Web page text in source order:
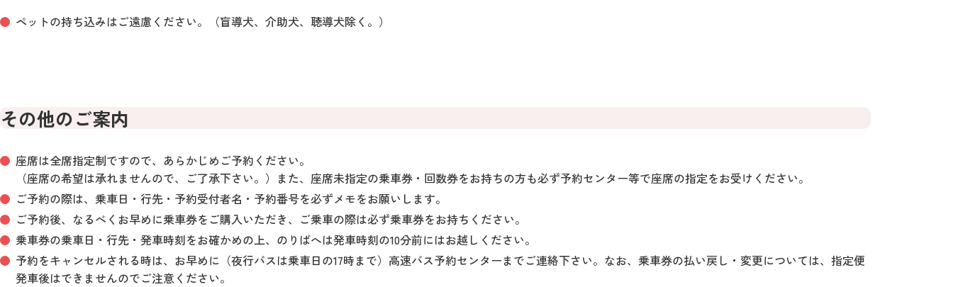
ペットの持ち込みはご遠慮ください。（盲導犬、介助犬、聴導犬除く。）
その他のご案内
座席は全席指定制ですので、あらかじめご予約ください。
（座席の希望は承れませんので、ご了承下さい。）また、座席未指定の乗車券・回数券をお持ちの方も必ず予約センター等で座席の指定をお受けください。
ご予約の際は、乗車日・行先・予約受付者名・予約番号を必ずメモをお願いします。
ご予約後、なるべくお早めに乗車券をご購入いただき、ご乗車の際は必ず乗車券をお持ちください。
乗車券の乗車日・行先・発車時刻をお確かめの上、のりばへは発車時刻の10分前にはお越しください。
予約をキャンセルされる時は、お早めに（夜行バスは乗車日の17時まで）高速バス予約センターまでご連絡下さい。なお、乗車券の払い戻し・変更については、指定便
発車後はできませんのでご注意ください。